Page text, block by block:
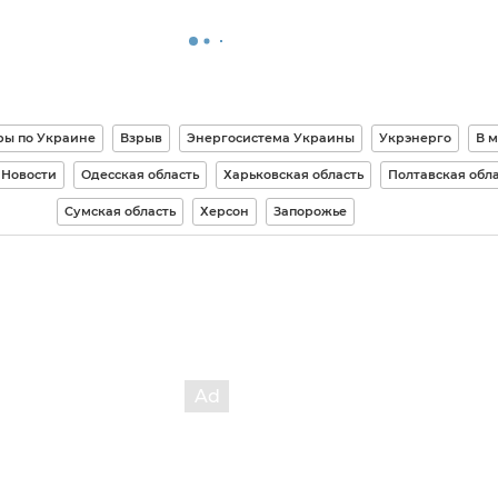
по Украине Взрыв Энергосистема Украины Укрэнерго В
Новости Одесская область Харьковская область Полтавская
Сумская область Херсон Запорожье